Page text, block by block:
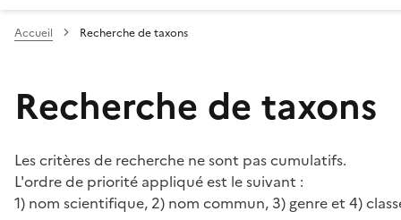
Accueil Recherche de taxons
Recherche de taxons
Les critères de recherche ne sont pas cumulatifs.
L'ordre de priorité appliqué est le suivant :
1) nom scientifique, 2) nom commun, 3) genre et 4)